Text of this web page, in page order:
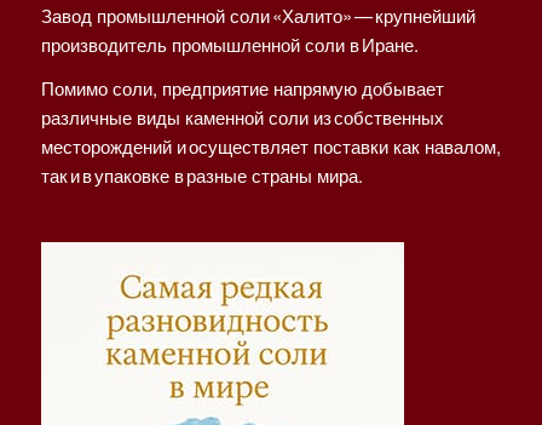
Завод промышленной соли «Халито» — крупнейший
производитель промышленной соли в Иране.
Помимо соли, предприятие напрямую добывает
различные виды каменной соли из собственных
месторождений и осуществляет поставки как навалом,
так и в упаковке в разные страны мира.